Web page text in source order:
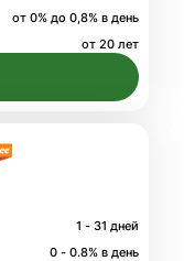
от 0% до 0,8% в день
от 20 лет
1 - 31 дней
0 - 0.8% в день